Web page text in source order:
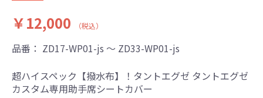
￥12,000 （税込）
品番： ZD17-WP01-js ～ ZD33-WP01-js
超ハイスペック【撥水布】！タントエグゼ タントエグゼ
カスタム専用助手席シートカバー